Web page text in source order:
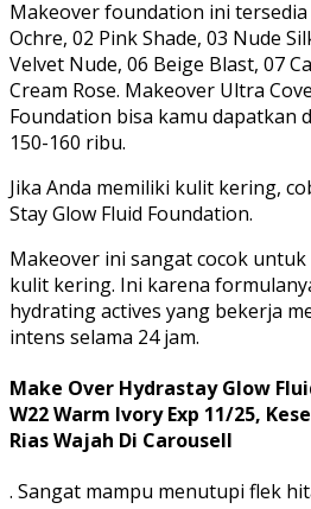
Makeover foundation ini tersedia
Ochre, 02 Pink Shade, 03 Nude
Velvet Nude, 06 Beige Blast, 07
Cream Rose. Makeover Ultra
Foundation bisa kamu dapatkan
150-160 ribu.
Jika Anda memiliki kulit kering,
Stay Glow Fluid Foundation.
Makeover ini sangat cocok
kulit kering. Ini karena
hydrating actives yang bekerja
intens selama 24 jam.
Make Over Hydrastay Glow
W22 Warm Ivory Exp 11/25,
Rias Wajah Di Carousell
. Sangat mampu menutupi flek